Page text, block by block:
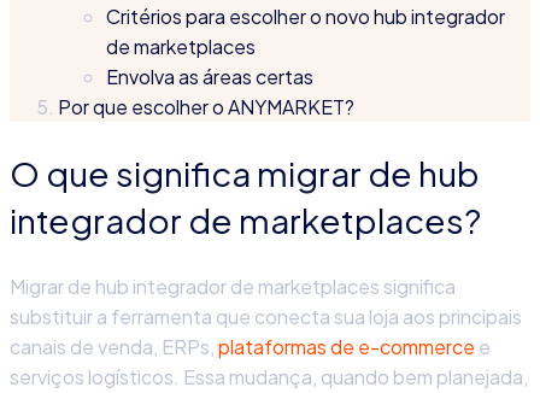
Critérios para escolher o novo hub integrador
de marketplaces
Envolva as áreas certas
Por que escolher o ANYMARKET?
O que significa migrar de hub
integrador de marketplaces?
Migrar de hub integrador de marketplaces significa
substituir a ferramenta que conecta sua loja aos principais
canais de venda, ERPs,plataformas de e-commerce e
serviços logísticos. Essa mudança, quando bem planejada,